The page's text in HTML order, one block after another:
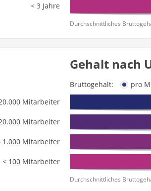
< 3 Jahre
Durchschnittliches
Gehalt nach
Bruttogehalt: pro
Mitarbeiter
Mitarbeiter
1.000 Mitarbeiter
< 100 Mitarbeiter
Durchschnittliches